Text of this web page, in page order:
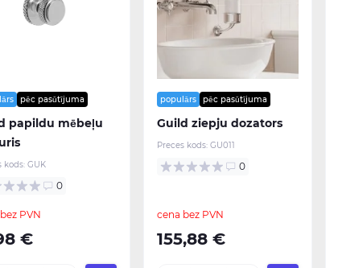
pēc pasūtījuma
papildu mēbeļu
kods:GUK
0
PVN
€
populārs pēc pasūtījuma
Guild ziepju dozators
Preces kods: GU011
0
cena bez PVN
155,88 €